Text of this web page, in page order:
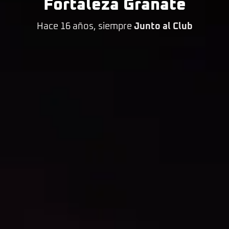
Fortaleza Granate
Hace 16 años, siempre Junto al Club